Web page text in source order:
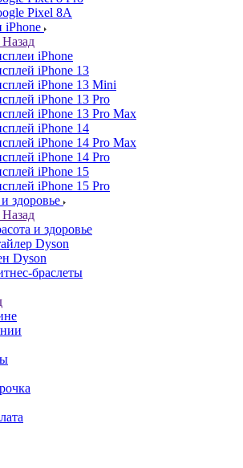
Pixel 8A
iPhone
Назад
iPhone
iPhone 13
iPhone 13 Mini
iPhone 13 Pro
iPhone 13 Pro Max
iPhone 14
iPhone 14 Pro Max
iPhone 14 Pro
iPhone 15
iPhone 15 Pro
здоровье
Назад
и здоровье
Dyson
Dyson
браслеты